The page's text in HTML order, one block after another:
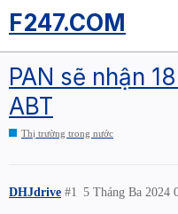
F247.COM
PAN sẽ nhận
ABT
Thị trường trong nước
DHJdrive 5 Tháng Ba 2024
#1